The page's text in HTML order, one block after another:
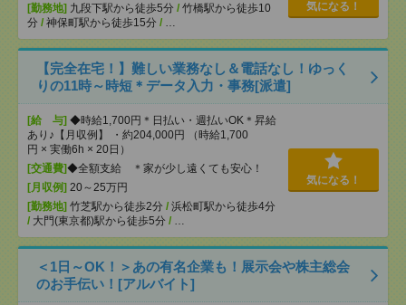
[勤務地] 九段下駅から徒歩5分 / 竹橋駅から徒歩10
分 / 神保町駅から徒歩15分 /
気になる！
【完全在宅！】難しい業務なし＆電話なし！ゆっく
りの11時～時短＊データ入力・事務[派遣]
[給 与] ◆時給1,700円＊日払い・週払いOK＊昇給
あり♪【月収例】 ・約204,000円 （時給1,700
円 × 実働6h × 20日）
[交通費]◆全額支給 ＊家が少し遠くても安心！
[月収例] 20～25万円
[勤務地] 竹芝駅から徒歩2分 / 浜松町駅から徒歩4分
/ 大門(東京都)駅から徒歩5分 /
気になる！
＜1日～OK！＞あの有名企業も！展示会や株主総会
のお手伝い！[アルバイト]